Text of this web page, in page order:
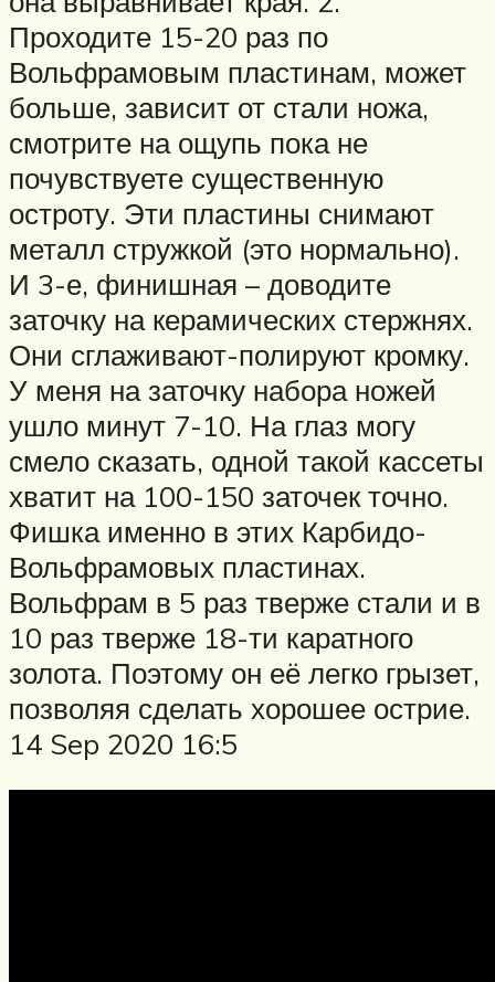
Проходите 15-20 раз по
Вольфрамовым пластинам, может
больше, зависит от стали ножа,
смотрите на ощупь пока не
почувствуете существенную
остроту. Эти пластины снимают
металл стружкой (это нормально).
И 3-е, финишная – доводите
заточку на керамических стержнях.
Они сглаживают-полируют кромку.
У меня на заточку набора ножей
ушло минут 7-10. На глаз могу
смело сказать, одной такой кассеты
хватит на 100-150 заточек точно.
Фишка именно в этих Карбидо-
Вольфрамовых пластинах.
Вольфрам в 5 раз тверже стали и в
10 раз тверже 18-ти каратного
золота. Поэтому он её легко грызет,
позволяя сделать хорошее острие.
14 Sep 2020 16:5